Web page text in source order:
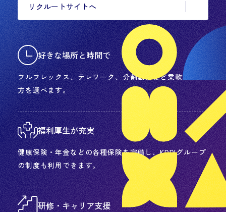
リクルートサイトへ
好きな場所と時間で
フルフレックス、テレワーク、分割勤務など柔軟な働き
方を選べます。
福利厚生が充実
健康保険・年金などの各種保険を完備し、KDDIグループ
の制度も利用できます。
研修・キャリア支援